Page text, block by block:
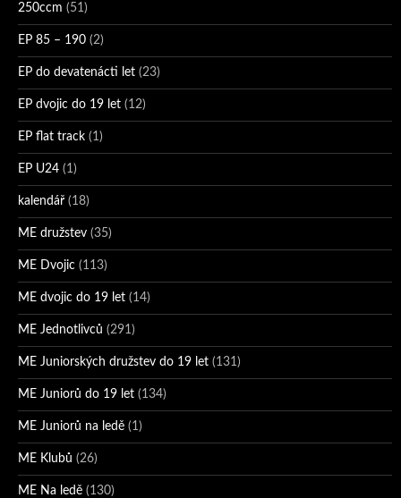
250ccm (51)
EP 85 – 190 (2)
EP do devatenácti let (23)
EP dvojic do 19 let (12)
EP flat track (1)
EP U24 (1)
kalendář (18)
ME družstev (35)
ME Dvojic (113)
ME dvojic do 19 let (14)
ME Jednotlivců (291)
ME Juniorských družstev do 19 let (131)
ME Juniorů do 19 let (134)
ME Juniorů na ledě (1)
ME Klubů (26)
ME Na ledě (130)